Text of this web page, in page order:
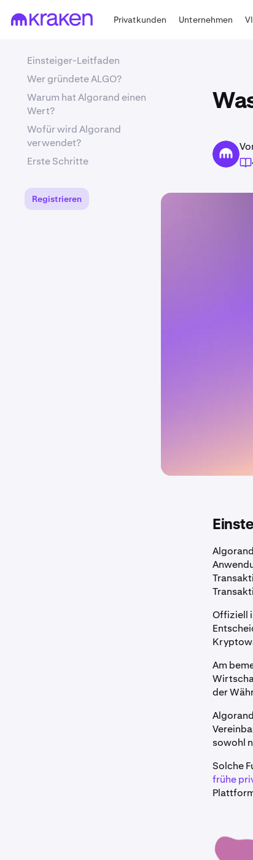
Privatkunden Unternehmen
Offiziell
Am
der
sowohl
Solche
frühe
Einsteiger-Leitfaden
Wer gründete ALGO?
Warum hat Algorand einen
Wert?
Wofür wird Algorand
verwendet?
Erste Schritte
Registrieren